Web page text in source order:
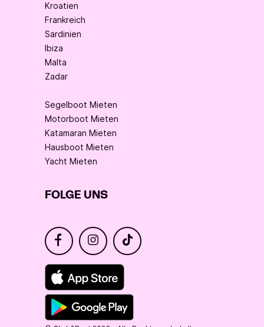
Kroatien
Frankreich
Sardinien
Ibiza
Malta
Zadar
Segelboot Mieten
Motorboot Mieten
Katamaran Mieten
Hausboot Mieten
Yacht Mieten
FOLGE UNS